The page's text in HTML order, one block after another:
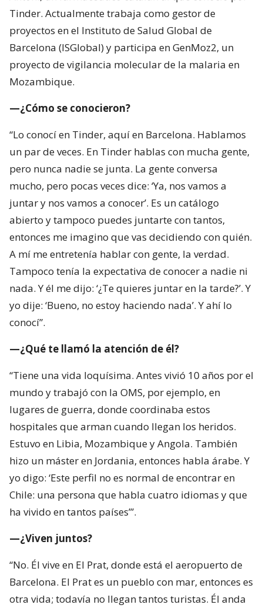
Tinder. Actualmente trabaja como gestor de
proyectos en el Instituto de Salud Global de
Barcelona (ISGlobal) y participa en GenMoz2, un
proyecto de vigilancia molecular de la malaria en
Mozambique.
—¿Cómo se conocieron?
“Lo conocí en Tinder, aquí en Barcelona. Hablamos
un par de veces. En Tinder hablas con mucha gente,
pero nunca nadie se junta. La gente conversa
mucho, pero pocas veces dice: ‘Ya, nos vamos a
juntar y nos vamos a conocer’. Es un catálogo
abierto y tampoco puedes juntarte con tantos,
entonces me imagino que vas decidiendo con quién.
A mí me entretenía hablar con gente, la verdad.
Tampoco tenía la expectativa de conocer a nadie ni
nada. Y él me dijo: ‘¿Te quieres juntar en la tarde?’. Y
yo dije: ‘Bueno, no estoy haciendo nada’. Y ahí lo
conocí”.
—¿Qué te llamó la atención de él?
“Tiene una vida loquísima. Antes vivió 10 años por el
mundo y trabajó con la OMS, por ejemplo, en
lugares de guerra, donde coordinaba estos
hospitales que arman cuando llegan los heridos.
Estuvo en Libia, Mozambique y Angola. También
hizo un máster en Jordania, entonces habla árabe. Y
yo digo: ‘Este perfil no es normal de encontrar en
Chile: una persona que habla cuatro idiomas y que
ha vivido en tantos países’”.
—¿Viven juntos?
“No. Él vive en El Prat, donde está el aeropuerto de
Barcelona. El Prat es un pueblo con mar, entonces es
otra vida; todavía no llegan tantos turistas. Él anda